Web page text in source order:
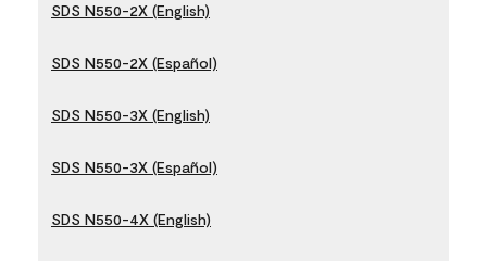
SDS N550-2X (English)
SDS N550-2X (Español)
SDS N550-3X (English)
SDS N550-3X (Español)
SDS N550-4X (English)